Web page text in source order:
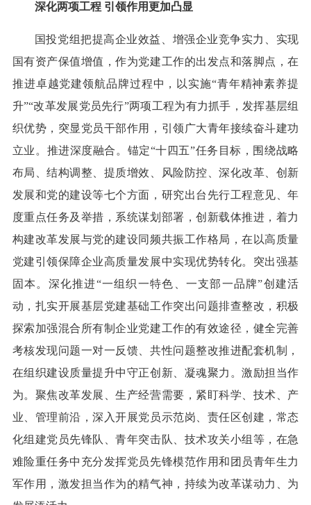
深化两项工程 引领作用更加凸显
国投党组把提高企业效益、增强企业竞争实力、实现
国有资产保值增值，作为党建工作的出发点和落脚点，在
推进卓越党建领航品牌过程中，以实施“青年精神素养提
升”“改革发展党员先行”两项工程为有力抓手，发挥基层组
织优势，突显党员干部作用，引领广大青年接续奋斗建功
立业。推进深度融合。锚定“十四五”任务目标，围绕战略
布局、结构调整、提质增效、风险防控、深化改革、创新
发展和党的建设等七个方面，研究出台先行工程意见、年
度重点任务及举措，系统谋划部署，创新载体推进，着力
构建改革发展与党的建设同频共振工作格局，在以高质量
党建引领保障企业高质量发展中实现优势转化。突出强基
固本。深化推进“一组织一特色、一支部一品牌”创建活
动，扎实开展基层党建基础工作突出问题排查整改，积极
探索加强混合所有制企业党建工作的有效途径，健全完善
考核发现问题一对一反馈、共性问题整改推进配套机制，
在组织建设质量提升中守正创新、凝魂聚力。激励担当作
为。聚焦改革发展、生产经营需要，紧盯科学、技术、产
业、管理前沿，深入开展党员示范岗、责任区创建，常态
化组建党员先锋队、青年突击队、技术攻关小组等，在急
难险重任务中充分发挥党员先锋模范作用和团员青年生力
军作用，激发担当作为的精气神，持续为改革谋动力、为